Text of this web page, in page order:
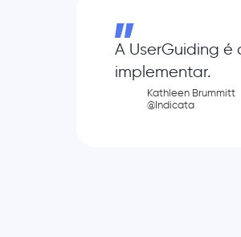
A UserGuiding
implementar.
Kathleen Brummitt
@Indicata